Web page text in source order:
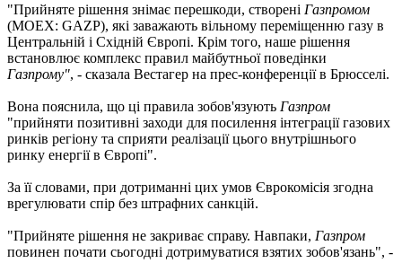
"Прийняте рішення знімає перешкоди, створені Газпромом
(MOEX: GAZP), які заважають вільному переміщенню газу в
Центральній і Східній Європі. Крім того, наше рішення
встановлює комплекс правил майбутньої поведінки
Газпрому", - сказала Вестагер на прес-конференції в Брюсселі.
Вона пояснила, що ці правила зобов'язують Газпром
"прийняти позитивні заходи для посилення інтеграції газових
ринків регіону та сприяти реалізації цього внутрішнього
ринку енергії в Європі".
За її словами, при дотриманні цих умов Єврокомісія згодна
врегулювати спір без штрафних санкцій.
"Прийняте рішення не закриває справу. Навпаки, Газпром
повинен почати сьогодні дотримуватися взятих зобов'язань", -